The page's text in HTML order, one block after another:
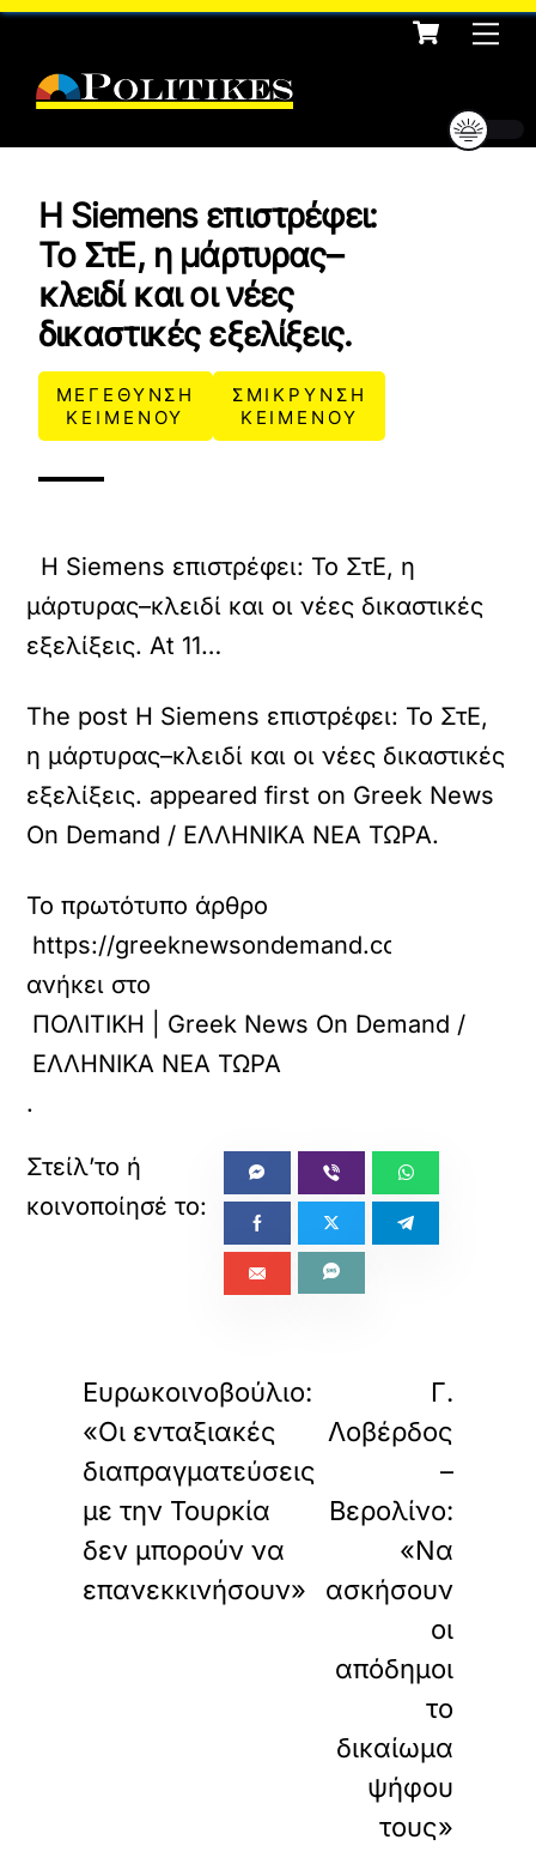
Skip
content
Cart
Η Siemens επιστρέφει:
Το ΣτΕ, η μάρτυρας–
κλειδί και οι νέες
δικαστικές εξελίξεις.
ΜΕΓΕΘΥΝΣΗ
ΚΕΙΜΕΝΟΥ
ΣΜΙΚΡΥΝΣΗ
ΚΕΙΜΕΝΟΥ
Η Siemens επιστρέφει: Το ΣτΕ, η
μάρτυρας–κλειδί και οι νέες δικαστικές
εξελίξεις. At 11…
The post Η Siemens επιστρέφει: Το ΣτΕ,
η μάρτυρας–κλειδί και οι νέες δικαστικές
εξελίξεις. appeared first on Greek News
On Demand / ΕΛΛΗΝΙΚΑ ΝΕΑ ΤΩΡΑ.
Το πρωτότυπο άρθρο
https://greeknewsondemand.com/2026/
ανήκει στο
ΠΟΛΙΤΙΚΗ | Greek News On Demand /
ΕΛΛΗΝΙΚΑ ΝΕΑ ΤΩΡΑ
.
Ευρωκοινοβούλιο:
«Οι ενταξιακές
διαπραγματεύσεις
με την Τουρκία
δεν μπορούν να
επανεκκινήσουν»
Γ.
Λοβέρδος
–
Βερολίνο:
«Να
ασκήσουν
οι
απόδημοι
το
δικαίωμα
ψήφου
τους»